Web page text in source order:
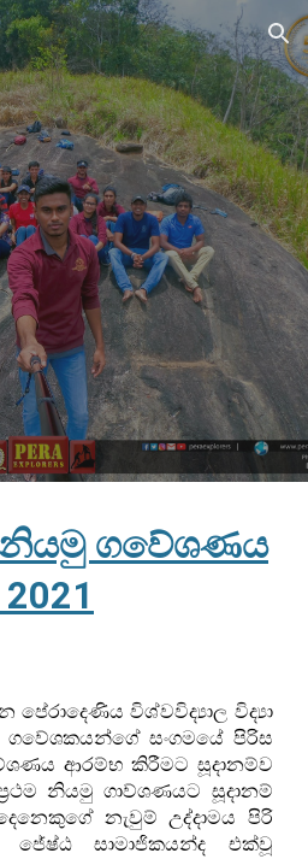
Skip to navigation
ගවේශණය
පේරාදෙණිය විශ්වවිද්‍යාල විද්‍යා
ගවේශකයන්ගේ සංගමයේ පිරිස
ආරම්භ කිරීමට සූදානම්ව
නියමු ගාව්ශණයට සූදානම්
නැවුම් උද්දාමය පිරි
සාමාජිකයන්ද එක්වූ